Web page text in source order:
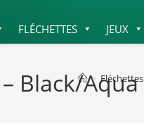
FLÉCHETTES JEUX
Black/Aqua
> Fléchettes